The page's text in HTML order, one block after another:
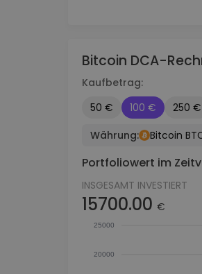
Bitcoin DCA-
Kaufbetrag:
50 €
100 € 250 €
Währung:
Bitcoin
Portfoliowert im
INSGESAMT INVESTIERT
15700.00 €
25000
20000